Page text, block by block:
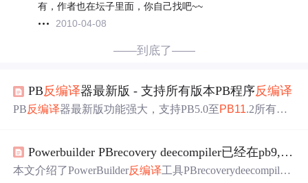
有，作者也在坛子里面，你自己找吧~~
2010-04-08
——到底了——
PB反编译器最新版 - 支持所有版本PB程序反编译
PB反编译器最新版功能强大，支持PB5.0至PB11.2所有版
法，项目地址为https://gitcode.com/Universal-Tool/f2a97。 Powerbuilder PBrecovery deecompiler已经在pb9,10,11，115的基础上完成编程
本文介绍了PowerBuilder反编译工具PBrecoverydeecompiler